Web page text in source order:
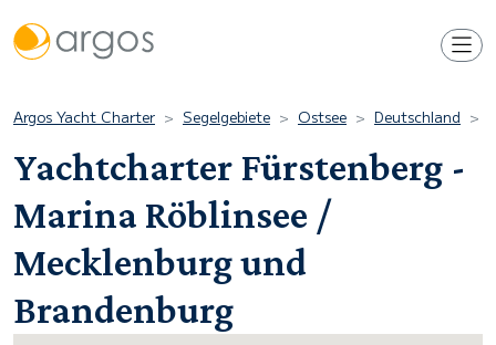
Argos Yacht Charter Segelgebiete Ostsee Deutschland
Yachtcharter Fürstenberg -
Marina Röblinsee /
Mecklenburg und
Brandenburg